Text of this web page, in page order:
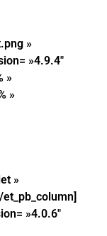
»
»4.9.4″
»
»
»
»4.0.6″